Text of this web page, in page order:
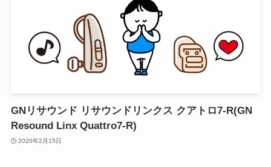
GNリサウンド リサウンドリンクス クアトロ7-R(GN
Resound Linx Quattro7-R)
2020年2月15日